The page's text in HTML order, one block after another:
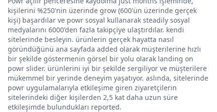
kişilerini %250'nin üzerinde grow (600'ün üzerinde gerçek
kişi) başardılar ve powr sosyal kullanarak steadily sosyal
medyalarını 6000'den fazla takipçiye ulaştırdılar. kendi
sitelerinde besleyin. ürünlerin gerçek hayatta nasıl
göründüğünü ana sayfada added olarak müşterilerine hızlı
bir şekilde göstermenin görsel bir yolu olarak landing on
powr slider. ürünlerini iyi bir şekilde sergiliyor ve müşterilere
mükemmel bir yerinde deneyim yaşatıyor. aslında, sitelerinde
powr uygulamalarıyla etkileşime giren ziyaretçilerin
sitelerindeki diğer kişilerden 2,5 kat daha uzun süre
etkileşimde bulundukları reported.